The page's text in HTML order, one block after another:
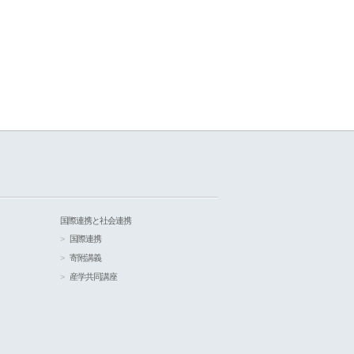
国際連携と社会連携
国際連携
寄附講義
産学共同講座